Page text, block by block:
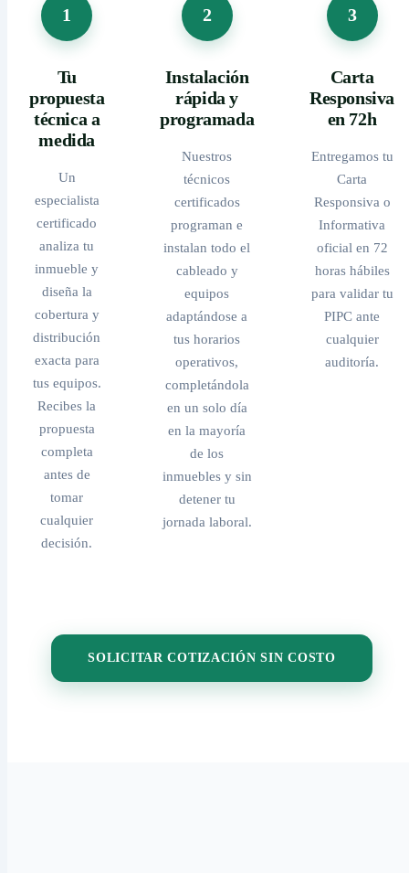
1
Tu
propuesta
técnica a
medida
Un
especialista
certificado
analiza tu
inmueble y
diseña la
cobertura y
distribución
exacta para
tus equipos.
Recibes la
propuesta
completa
antes de
tomar
cualquier
decisión.
2
Instalación
rápida y
programada
Nuestros
técnicos
certificados
programan e
instalan todo el
cableado y
equipos
adaptándose a
tus horarios
operativos,
completándola
en un solo día
en la mayoría
de los
inmuebles y sin
detener tu
jornada laboral.
3
Carta
Responsiva
en 72h
Entregamos tu
Carta
Responsiva o
Informativa
oficial en 72
horas hábiles
para validar tu
PIPC ante
cualquier
auditoría.
SOLICITAR COTIZACIÓN SIN COSTO